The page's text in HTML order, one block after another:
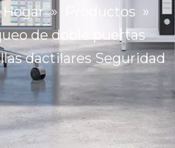
Hogar » Productos »
de doble puertas
dactilares Seguridad